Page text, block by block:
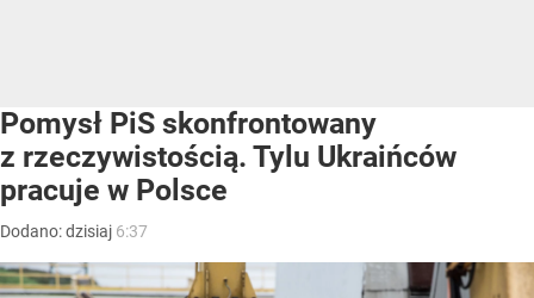
Pomysł PiS skonfrontowany
z rzeczywistością. Tylu Ukraińców
pracuje w Polsce
Dodano:dzisiaj 6:37